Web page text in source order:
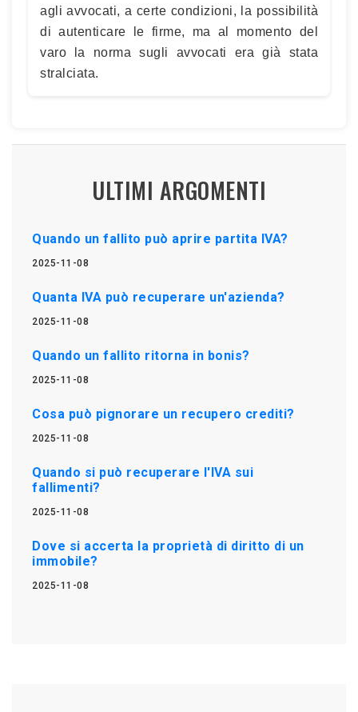
agli avvocati, a certe condizioni, la possibilità
di autenticare le firme, ma al momento del
varo la norma sugli avvocati era già stata
stralciata.
ULTIMI ARGOMENTI
Quando un fallito può aprire partita IVA?
2025-11-08
Quanta IVA può recuperare un'azienda?
2025-11-08
Quando un fallito ritorna in bonis?
2025-11-08
Cosa può pignorare un recupero crediti?
2025-11-08
Quando si può recuperare l'IVA sui
fallimenti?
2025-11-08
Dove si accerta la proprietà di diritto di un
immobile?
2025-11-08